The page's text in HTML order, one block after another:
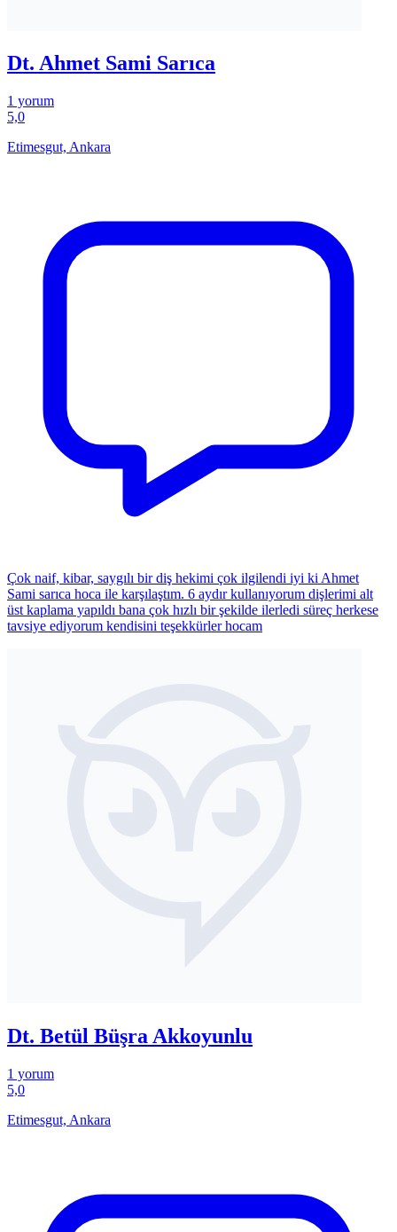
Dt. Ahmet Sami Sarıca
1 yorum
5,0
Etimesgut, Ankara
Çok naif, kibar, saygılı bir diş hekimi çok ilgilendi iyi ki Ahmet
Sami sarıca hoca ile karşılaştım. 6 aydır kullanıyorum dişlerimi alt
üst kaplama yapıldı bana çok hızlı bir şekilde ilerledi süreç herkese
tavsiye ediyorum kendisini teşekkürler hocam
Dt. Betül Büşra Akkoyunlu
1 yorum
5,0
Etimesgut, Ankara